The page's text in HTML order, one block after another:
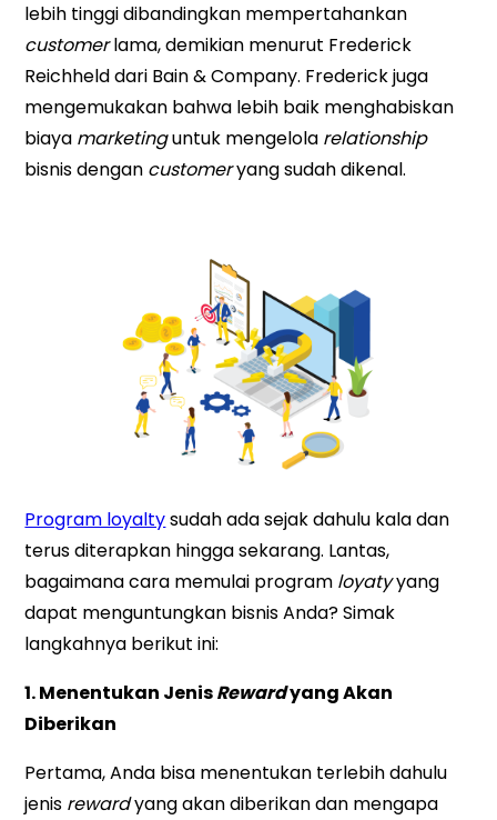
lebih tinggi dibandingkan mempertahankan
customerlama, demikian menurut Frederick
Reichheld dari Bain & Company. Frederick juga
mengemukakan bahwa lebih baik menghabiskan
biaya marketinguntuk mengelola relationship
bisnis dengan customeryang sudah dikenal.
Program loyaltysudah ada sejak dahulu kala dan
terus diterapkan hingga sekarang. Lantas,
bagaimana cara memulai program loyatyyang
dapat menguntungkan bisnis Anda? Simak
langkahnya berikut ini:
1. Menentukan JenisRewardyang Akan
Diberikan
Pertama, Anda bisa menentukan terlebih dahulu
jenis rewardyang akan diberikan dan mengapa